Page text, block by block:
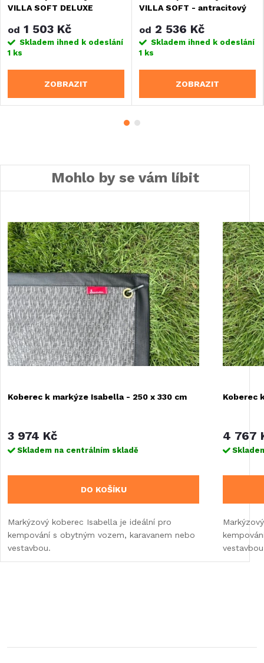
VILLA SOFT DELUXE
od 1 503 Kč
Skladem ihned k odeslání
1 ks
ZOBRAZIT
VILLA SOFT - antracitový
od 2 536 Kč
Skladem ihned k odeslání
1 ks
ZOBRAZIT
Mohlo by se vám líbit
Koberec k markýze Isabella - 250 x 330 cm
3 974 Kč
Skladem na centrálním skladě
DO KOŠÍKU
Markýzový koberec Isabella je ideální pro
kempování s obytným vozem, karavanem nebo
vestavbou.
Koberec
4 767